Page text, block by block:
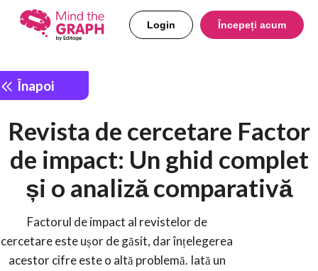
Login Începeți acum
Înapoi
Revista de cercetare Factor
de impact: Un ghid complet
și o analiză comparativă
Factorul de impact al revistelor de
cercetare este ușor de găsit, dar înțelegerea
acestor cifre este o altă problemă. Iată un